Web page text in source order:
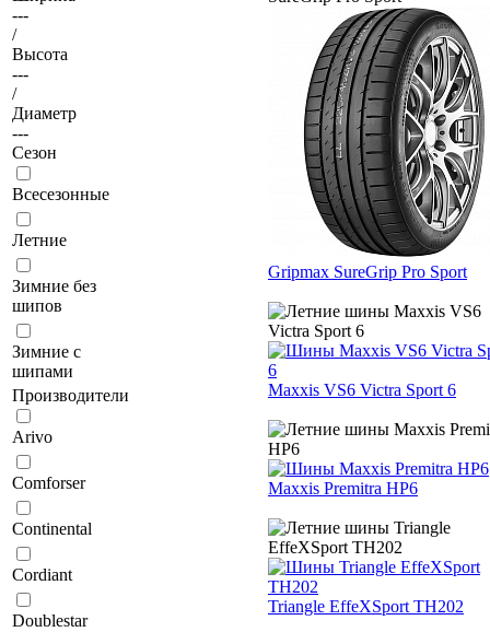
---
/
Высота
---
/
Диаметр
---
Сезон
Всесезонные
Летние
Зимние без
шипов
Зимние с
шипами
Производители
Arivo
Comforser
Continental
Cordiant
Doublestar
Gripmax SureGrip Pro Sport
Maxxis VS6 Victra Sport 6
Maxxis Premitra HP6
Triangle EffeXSport TH202